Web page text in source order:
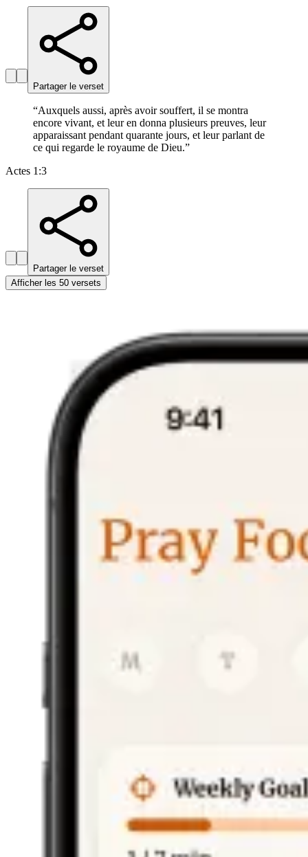
Partager le verset
“Auxquels aussi, après avoir souffert, il se montra
encore vivant, et leur en donna plusieurs preuves, leur
apparaissant pendant quarante jours, et leur parlant de
ce qui regarde le royaume de Dieu.”
Actes 1:3
Partager le verset
Afficher les 50 versets